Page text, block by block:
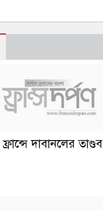
ফ্রান্সে দাবানলের তাণ্ডব